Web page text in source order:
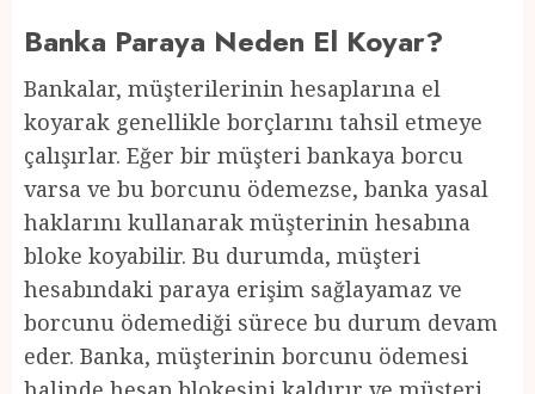
Banka Paraya Neden El Koyar?
Bankalar, müşterilerinin hesaplarına el
koyarak genellikle borçlarını tahsil etmeye
çalışırlar. Eğer bir müşteri bankaya borcu
varsa ve bu borcunu ödemezse, banka yasal
haklarını kullanarak müşterinin hesabına
bloke koyabilir. Bu durumda, müşteri
hesabındaki paraya erişim sağlayamaz ve
borcunu ödemediği sürece bu durum devam
eder. Banka, müşterinin borcunu ödemesi